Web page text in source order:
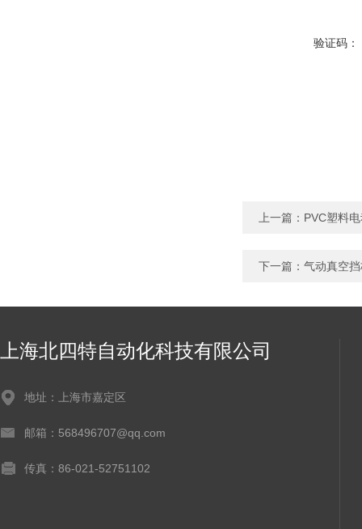
验证码：
上一篇： PVC塑料
下一篇： 气动真空
上海北四特自动化科技有限公司
地址：上海市嘉定区
邮箱：568496707@qq.com
传真：86-021-52751102